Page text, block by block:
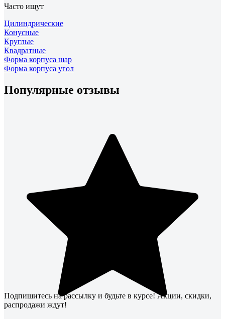
Часто ищут
Цилиндрические
Конусные
Круглые
Квадратные
Форма корпуса шар
Форма корпуса угол
Популярные отзывы
Подпишитесь на рассылку и будьте в курсе! Акции, скидки,
распродажи ждут!